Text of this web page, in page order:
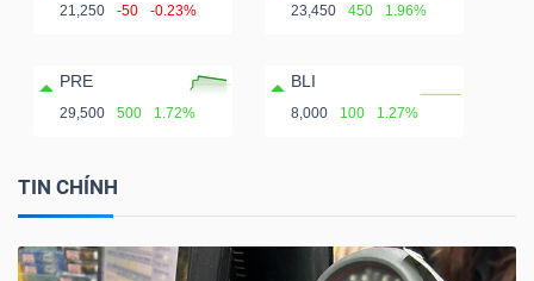
21,250 -50 -0.23% 23,450 450 1.96%
PRE
29,500 500 1.72%
BLI
8,000 100 1.27%
TIN CHÍNH